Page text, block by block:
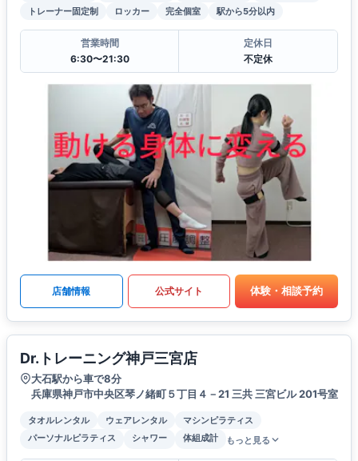
トレーナー固定制
ロッカー 完全個室 駅から5分以内
営業時間
6:30〜21:30
定休日
不定休
店舗情報 公式サイト 体験・相談予約
Dr.トレーニング神戸三宮店
大石駅から車で8分
兵庫県神戸市中央区琴ノ緒町５丁目４－21 三共 三宮ビル 201号室
タオルレンタル ウェアレンタル
マシンピラティス
パーソナルピラティス
シャワー 体組成計 もっと見る